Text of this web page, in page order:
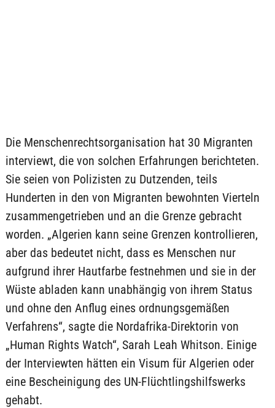
Die Menschenrechtsorganisation hat 30 Migranten
interviewt, die von solchen Erfahrungen berichteten.
Sie seien von Polizisten zu Dutzenden, teils
Hunderten in den von Migranten bewohnten Vierteln
zusammengetrieben und an die Grenze gebracht
worden. „Algerien kann seine Grenzen kontrollieren,
aber das bedeutet nicht, dass es Menschen nur
aufgrund ihrer Hautfarbe festnehmen und sie in der
Wüste abladen kann unabhängig von ihrem Status
und ohne den Anflug eines ordnungsgemäßen
Verfahrens“, sagte die Nordafrika-Direktorin von
„Human Rights Watch“, Sarah Leah Whitson. Einige
der Interviewten hätten ein Visum für Algerien oder
eine Bescheinigung des UN-Flüchtlingshilfswerks
gehabt.